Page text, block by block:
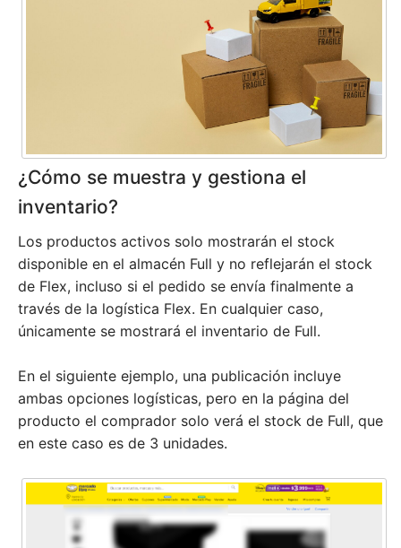
¿Cómo se muestra y gestiona el
inventario?
Los productos activos solo mostrarán el stock
disponible en el almacén Full y no reflejarán el stock
de Flex, incluso si el pedido se envía finalmente a
través de la logística Flex. En cualquier caso,
únicamente se mostrará el inventario de Full.
En el siguiente ejemplo, una publicación incluye
ambas opciones logísticas, pero en la página del
producto el comprador solo verá el stock de Full, que
en este caso es de 3 unidades.